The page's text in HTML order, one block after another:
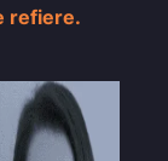
refiere.